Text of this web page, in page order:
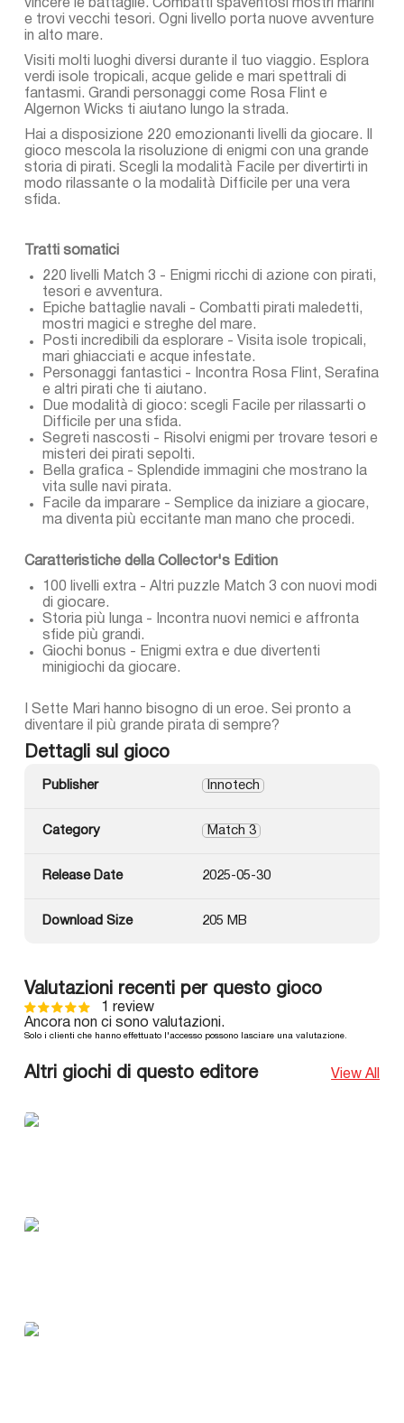
vincere le battaglie. Combatti spaventosi mostri marini
e trovi vecchi tesori. Ogni livello porta nuove avventure
in alto mare.
Visiti molti luoghi diversi durante il tuo viaggio. Esplora
verdi isole tropicali, acque gelide e mari spettrali di
fantasmi. Grandi personaggi come Rosa Flint e
Algernon Wicks ti aiutano lungo la strada.
Hai a disposizione 220 emozionanti livelli da giocare. Il
gioco mescola la risoluzione di enigmi con una grande
storia di pirati. Scegli la modalità Facile per divertirti in
modo rilassante o la modalità Difficile per una vera
sfida.
Tratti somatici
220 livelli Match 3 - Enigmi ricchi di azione con pirati,
tesori e avventura.
Epiche battaglie navali - Combatti pirati maledetti,
mostri magici e streghe del mare.
Posti incredibili da esplorare - Visita isole tropicali,
mari ghiacciati e acque infestate.
Personaggi fantastici - Incontra Rosa Flint, Serafina
e altri pirati che ti aiutano.
Due modalità di gioco: scegli Facile per rilassarti o
Difficile per una sfida.
Segreti nascosti - Risolvi enigmi per trovare tesori e
misteri dei pirati sepolti.
Bella grafica - Splendide immagini che mostrano la
vita sulle navi pirata.
Facile da imparare - Semplice da iniziare a giocare,
ma diventa più eccitante man mano che procedi.
Caratteristiche della Collector's Edition
100 livelli extra - Altri puzzle Match 3 con nuovi modi
di giocare.
Storia più lunga - Incontra nuovi nemici e affronta
sfide più grandi.
Giochi bonus - Enigmi extra e due divertenti
minigiochi da giocare.
I Sette Mari hanno bisogno di un eroe. Sei pronto a
diventare il più grande pirata di sempre?
Dettagli sul gioco
Publisher Innotech
Category Match 3
Release Date 2025-05-30
Download Size 205 MB
Valutazioni recenti per questo gioco
1 review
Ancora non ci sono valutazioni.
Solo i clienti che hanno effettuato l'accesso possono lasciare una valutazione.
Altri giochi di questo editore View All